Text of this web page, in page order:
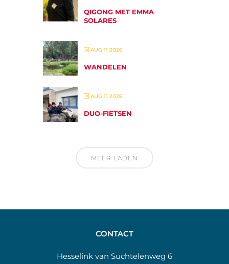
QIGONG MET EMMA
SOLARES
AUG 11 2026
WANDELEN
AUG 11 2026
DUO-FIETSEN
MEER LADEN
CONTACT
Hesselink van Suchtelenweg 6